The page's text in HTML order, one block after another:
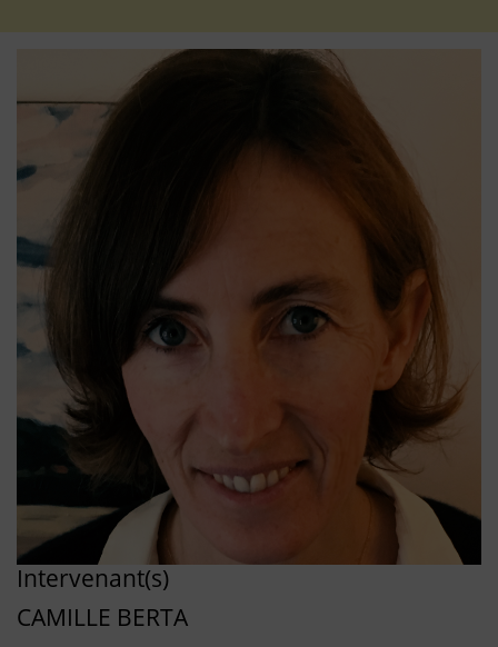
Intervenant(s)
CAMILLE BERTA